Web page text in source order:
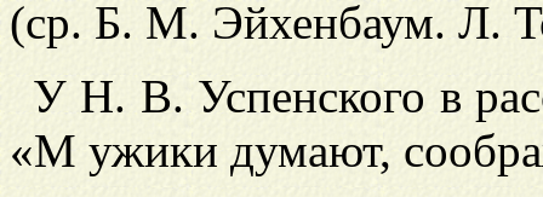
(ср. Б. М. Эйхенбаум. Л.
У Н. В. Успенского в
«М ужики думают,